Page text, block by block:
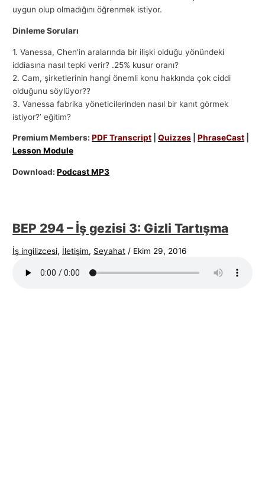
uygun olup olmadığını öğrenmek istiyor.
Dinleme Soruları
1. Vanessa, Chen'in aralarında bir ilişki olduğu yönündeki
iddiasına nasıl tepki verir? .25% kusur oranı?
2. Cam, şirketlerinin hangi önemli konu hakkında çok ciddi
olduğunu söylüyor??
3. Vanessa fabrika yöneticilerinden nasıl bir kanıt görmek
istiyor?’ eğitim?
Premium Members:PDF Transcript |Quizzes |PhraseCast
Lesson Module
Download:Podcast MP3
BEP 294 – İş gezisi 3: Gizli Tartışma
İş ingilizcesi, İletişim, Seyahat / Ekim 29, 2016